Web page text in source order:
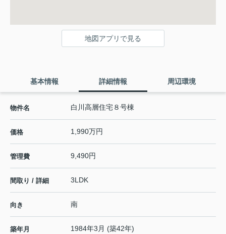
地図アプリで見る
基本情報 詳細情報 周辺環境
物件名 白川高層住宅８号棟
価格 1,990万円
管理費 9,490円
間取り / 詳細 3LDK
向き 南
築年月 1984年3月 (築42年)